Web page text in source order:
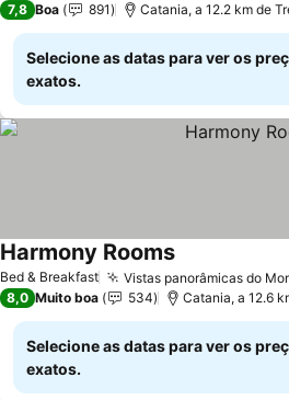
7,8 Boa 891 Catania, a 12.2 km de
Selecione as datas para ver os
exatos.
Bed & Breakfast Vistas panorâmicas do
Harmony RoomsVer preços
8,0 Muito boa 534 Catania, a 12.6
Selecione as datas para ver os
exatos.